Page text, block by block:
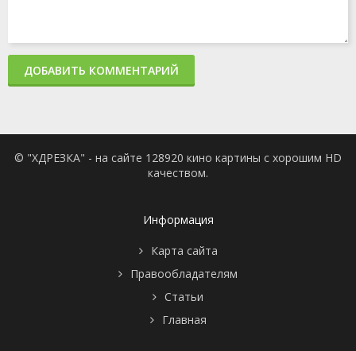
ДОБАВИТЬ КОММЕНТАРИЙ
© "ХДРЕЗКА" - на сайте 128920 кино картины с хорошим HD
качеством.
Информация
Карта сайта
Правообладателям
Статьи
Главная